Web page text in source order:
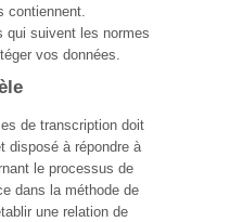
contiennent.
qui suivent les normes
vos données.
de transcription doit
disposé à répondre à
le processus de
dans la méthode de
une relation de